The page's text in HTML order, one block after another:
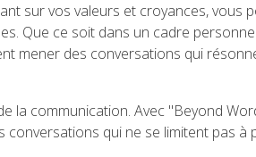
sur vos valeurs et croyances, vous
Que ce soit dans un cadre
mener des conversations qui
la communication. Avec "Beyond
qui ne se limitent pas à